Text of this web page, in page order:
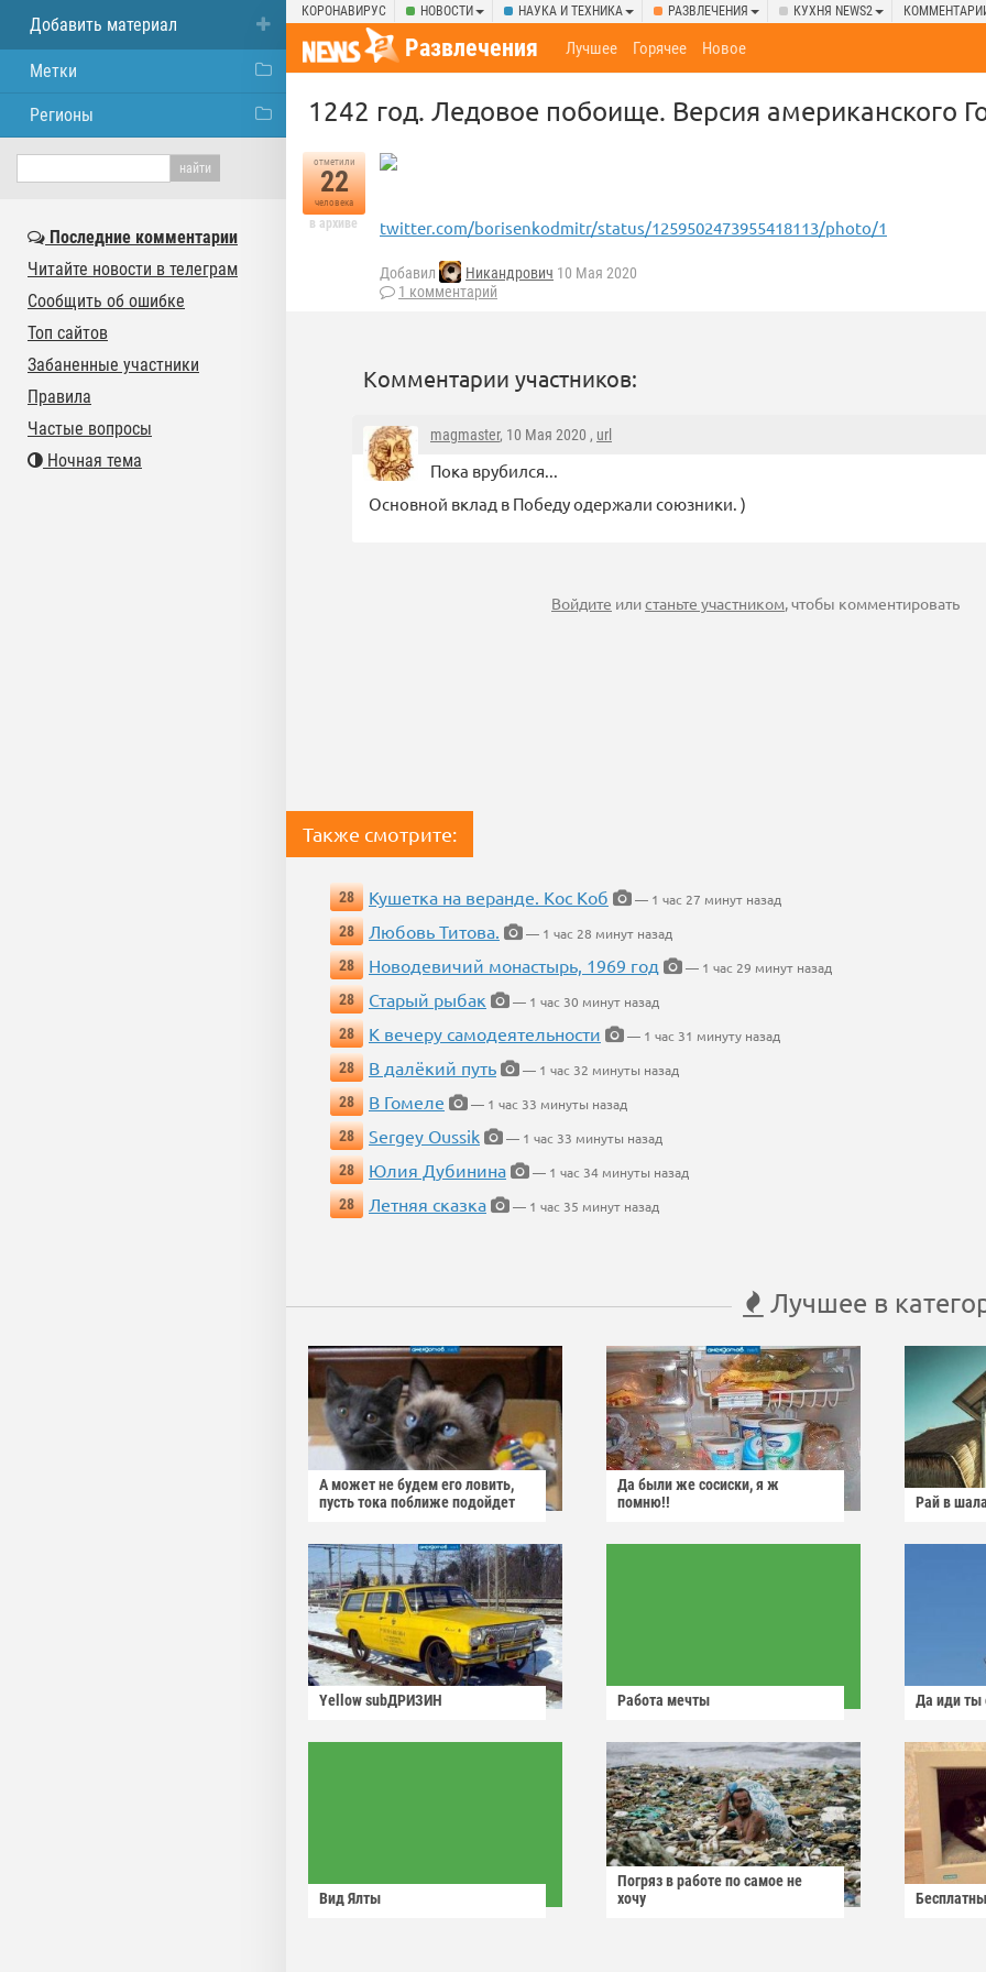
КОРОНАВИРУС НОВОСТИ НАУКА И ТЕХНИКА РАЗВЛЕЧЕНИЯ КУХНЯ NEWS2
Развлечения Лучшее Горячее Новое
1242 год. Ледовое побоище. Версия американского
отметили
22
человека
в архиве twitter.com/borisenkodmitr/status/1259502473955418113/photo/1
Добавил Никандрович 10 Мая 2020
1 комментарий
Комментарии участников:
magmaster, 10 Мая 2020 , url
Пока врубился...
Основной вклад в Победу одержали союзники. )
Войдите илистаньте участником, чтобы комментировать
Также смотрите:
28 Кушетка на веранде. Кос Коб
— 1 час 27 минут назад
28
Любовь Титова.
— 1 час 28 минут назад
28
Новодевичий монастырь, 1969 год
— 1 час 29 минут назад
28
Старый рыбак
— 1 час 30 минут назад
28
К вечеру самодеятельности
— 1 час 31 минуту назад
28
В далёкий путь
— 1 час 32 минуты назад
28
В Гомеле
— 1 час 33 минуты назад
28
Sergey Oussik
— 1 час 33 минуты назад
28
Юлия Дубинина
— 1 час 34 минуты назад
28
Летняя сказка — 1 час 35 минут назад
Лучшее в
А может не будем его ловить,
пусть тока поближе подойдет
Да были же сосиски, я ж
помню!!
Рай в
Yellow subДРИЗИН Работа мечты Да иди ты
Вид Ялты
Погряз в работе по самое не
хочу
Добавить материал
Метки
Регионы
Последние комментарии
Читайте новости в телеграм
Сообщить об ошибке
Топ сайтов
Забаненные участники
Правила
Частые вопросы
Ночная тема